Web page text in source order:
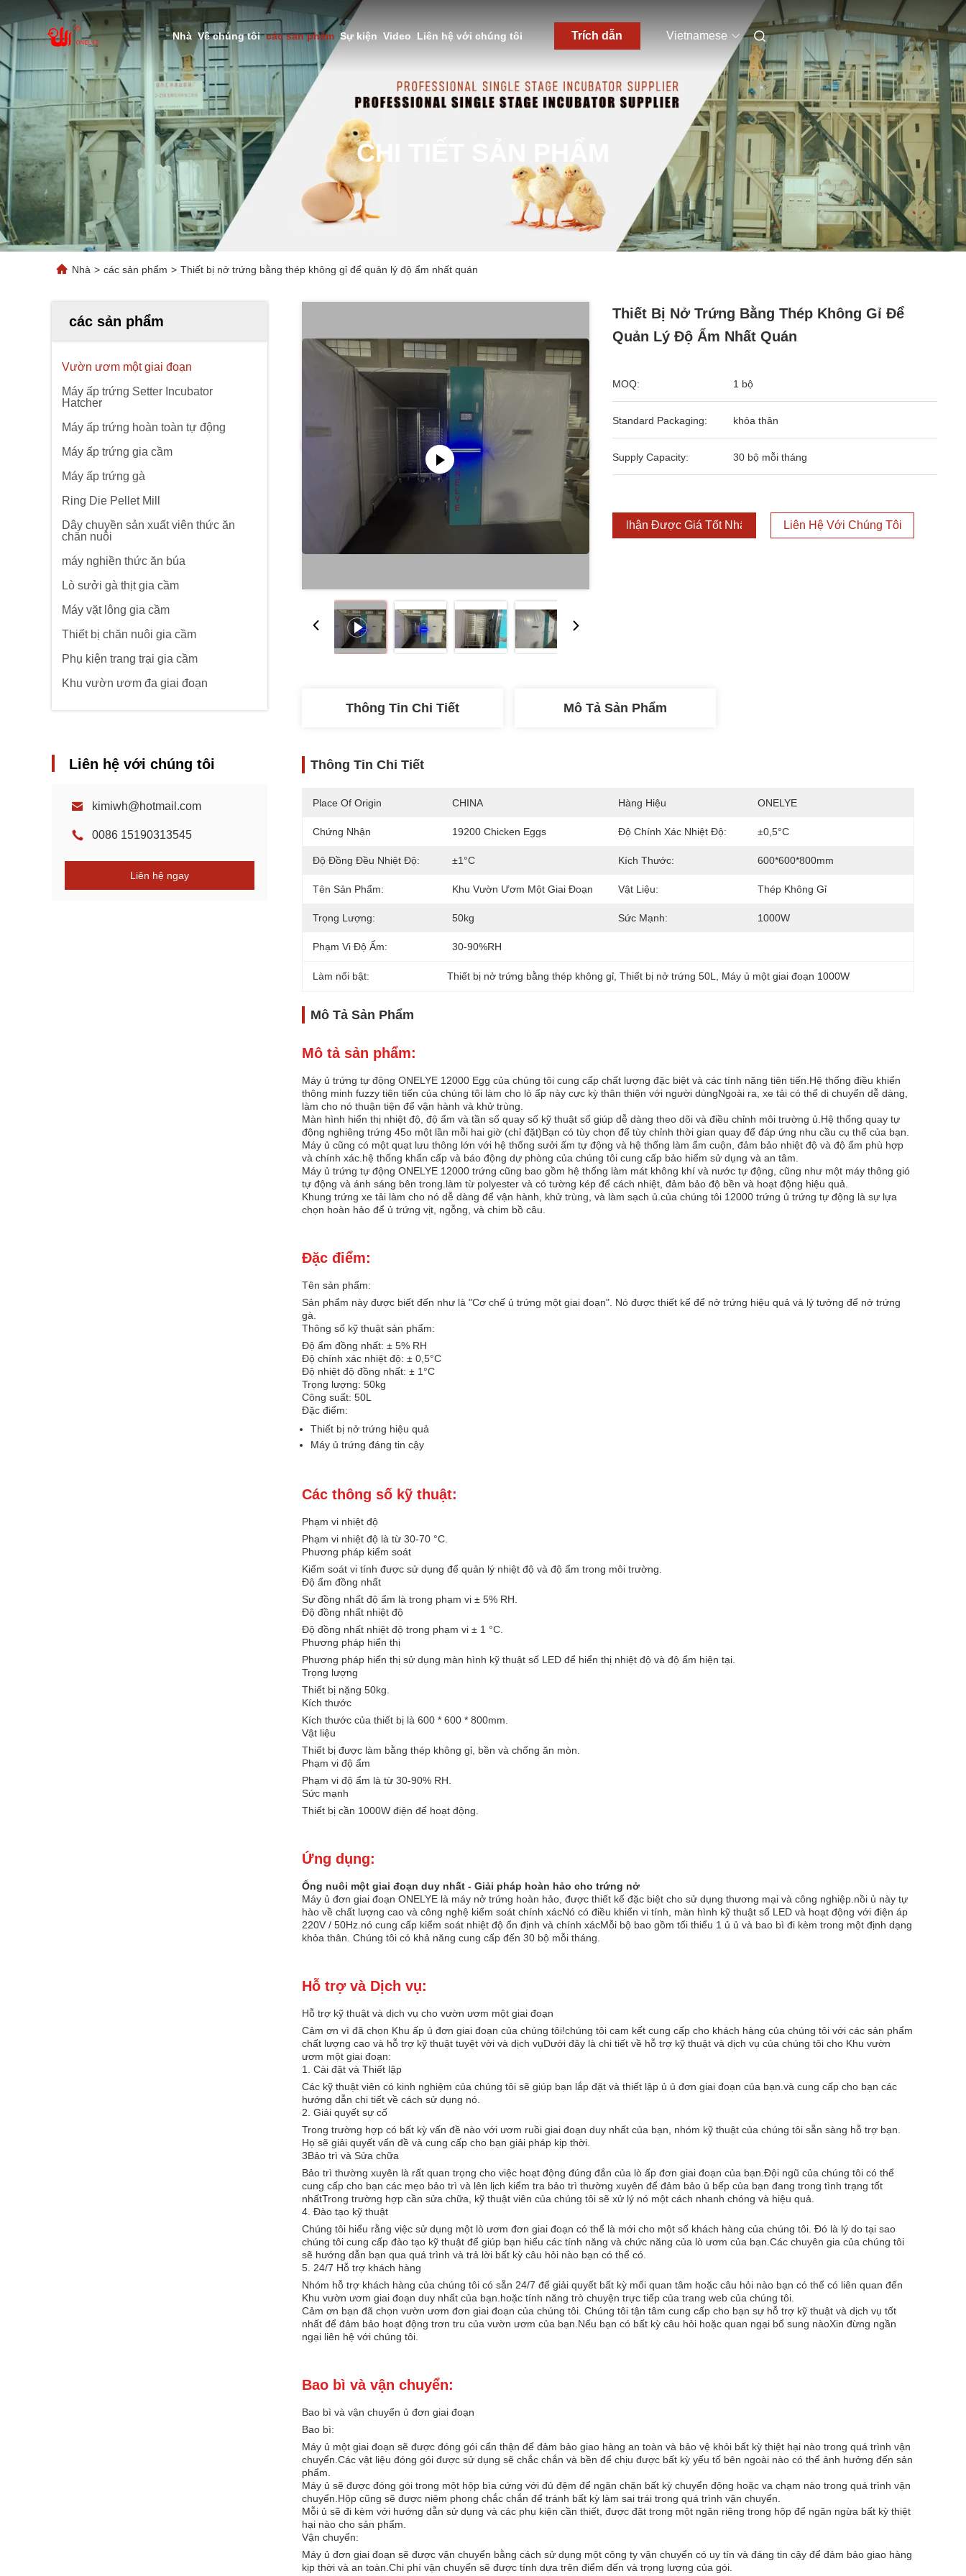
Nhà Về chúng tôi các sản phẩm Sự kiện Video Liên hệ với chúng tôi Trích dẫn Vietnamese
CHI TIẾT SẢN PHẨM
Nhà > các sản phẩm > Thiết bị nở trứng bằng thép không gỉ để quản lý độ ẩm nhất quán
các sản phẩm
Vườn ươm một giai đoạn
Máy ấp trứng Setter Incubator
Hatcher
Máy ấp trứng hoàn toàn tự động
Máy ấp trứng gia cầm
Máy ấp trứng gà
Ring Die Pellet Mill
Dây chuyền sản xuất viên thức ăn
chăn nuôi
máy nghiền thức ăn búa
Lò sưởi gà thịt gia cầm
Máy vặt lông gia cầm
Thiết bị chăn nuôi gia cầm
Phụ kiện trang trại gia cầm
Khu vườn ươm đa giai đoạn
Liên hệ với chúng tôi
kimiwh@hotmail.com
0086 15190313545
Liên hệ ngay
Thiết Bị Nở Trứng Bằng Thép Không Gỉ Để
Quản Lý Độ Ẩm Nhất Quán
MOQ: 1 bộ
Standard Packaging: khỏa thân
Supply Capacity: 30 bộ mỗi tháng
Nhận Được Giá Tốt Nhất Liên Hệ Với Chúng Tôi
Thông Tin Chi Tiết Mô Tả Sản Phẩm
Thông Tin Chi Tiết
Place Of Origin CHINA Hàng Hiệu ONELYE
Chứng Nhận 19200 Chicken Eggs Độ Chính Xác Nhiệt Độ: ±0,5°C
Độ Đồng Đều Nhiệt Độ: ±1°C Kích Thước: 600*600*800mm
Tên Sản Phẩm: Khu Vườn Ươm Một Giai Đoạn Vật Liệu: Thép Không Gỉ
Trọng Lượng: 50kg Sức Mạnh: 1000W
Phạm Vi Độ Ẩm: 30-90%RH
Làm nổi bật: Thiết bị nở trứng bằng thép không gỉ , Thiết bị nở trứng 50L Máy ủ một giai đoạn 1000W
Mô Tả Sản Phẩm
Mô tả sản phẩm:
Máy ủ trứng tự động ONELYE 12000 Egg của chúng tôi cung cấp chất lượng đặc biệt và các tính năng tiên tiến.Hệ thống điều khiển
thông minh fuzzy tiên tiến của chúng tôi làm cho lò ấp này cực kỳ thân thiện với người dùngNgoài ra, xe tải có thể di chuyển dễ dàng,
làm cho nó thuận tiện để vận hành và khử trùng.
Màn hình hiển thị nhiệt độ, độ ẩm và tần số quay số kỹ thuật số giúp dễ dàng theo dõi và điều chỉnh môi trường ủ.Hệ thống quay tự
động nghiêng trứng 45o một lần mỗi hai giờ (chỉ đặt)Bạn có tùy chọn để tùy chỉnh thời gian quay để đáp ứng nhu cầu cụ thể của bạn.
Máy ủ cũng có một quạt lưu thông lớn với hệ thống sưởi ấm tự động và hệ thống làm ẩm cuộn, đảm bảo nhiệt độ và độ ẩm phù hợp
và chính xác.hệ thống khẩn cấp và báo động dự phòng của chúng tôi cung cấp bảo hiểm sử dụng và an tâm.
Máy ủ trứng tự động ONELYE 12000 trứng cũng bao gồm hệ thống làm mát không khí và nước tự động, cũng như một máy thông gió
tự động và ánh sáng bên trong.làm từ polyester và có tường kép để cách nhiệt, đảm bảo độ bền và hoạt động hiệu quả.
Khung trứng xe tải làm cho nó dễ dàng để vận hành, khử trùng, và làm sạch ủ.của chúng tôi 12000 trứng ủ trứng tự động là sự lựa
chọn hoàn hảo để ủ trứng vịt, ngỗng, và chim bồ câu.
Đặc điểm:
Tên sản phẩm:
Sản phẩm này được biết đến như là "Cơ chế ủ trứng một giai đoạn". Nó được thiết kế để nở trứng hiệu quả và lý tưởng để nở trứng
gà.
Thông số kỹ thuật sản phẩm:
Độ ẩm đồng nhất: ± 5% RH
Độ chính xác nhiệt độ: ± 0,5°C
Độ nhiệt độ đồng nhất: ± 1°C
Trọng lượng: 50kg
Công suất: 50L
Đặc điểm:
Thiết bị nở trứng hiệu quả
Máy ủ trứng đáng tin cậy
Các thông số kỹ thuật:
Phạm vi nhiệt độ
Phạm vi nhiệt độ là từ 30-70 °C.
Phương pháp kiểm soát
Kiểm soát vi tính được sử dụng để quản lý nhiệt độ và độ ẩm trong môi trường.
Độ ẩm đồng nhất
Sự đồng nhất độ ẩm là trong phạm vi ± 5% RH.
Độ đồng nhất nhiệt độ
Độ đồng nhất nhiệt độ trong phạm vi ± 1 °C.
Phương pháp hiển thị
Phương pháp hiển thị sử dụng màn hình kỹ thuật số LED để hiển thị nhiệt độ và độ ẩm hiện tại.
Trọng lượng
Thiết bị nặng 50kg.
Kích thước
Kích thước của thiết bị là 600 * 600 * 800mm.
Vật liệu
Thiết bị được làm bằng thép không gỉ, bền và chống ăn mòn.
Phạm vi độ ẩm
Phạm vi độ ẩm là từ 30-90% RH.
Sức mạnh
Thiết bị cần 1000W điện để hoạt động.
Ứng dụng:
Ống nuôi một giai đoạn duy nhất - Giải pháp hoàn hảo cho trứng nở
Máy ủ đơn giai đoạn ONELYE là máy nở trứng hoàn hảo, được thiết kế đặc biệt cho sử dụng thương mại và công nghiệp.nồi ủ này tự
hào về chất lượng cao và công nghệ kiểm soát chính xácNó có điều khiển vi tính, màn hình kỹ thuật số LED và hoạt động với điện áp
220V / 50Hz.nó cung cấp kiểm soát nhiệt độ ổn định và chính xácMỗi bộ bao gồm tối thiểu 1 ủ ủ và bao bì đi kèm trong một định dạng
khỏa thân. Chúng tôi có khả năng cung cấp đến 30 bộ mỗi tháng.
Hỗ trợ và Dịch vụ:
Hỗ trợ kỹ thuật và dịch vụ cho vườn ươm một giai đoạn
Cảm ơn vì đã chọn Khu ấp ủ đơn giai đoạn của chúng tôi!chúng tôi cam kết cung cấp cho khách hàng của chúng tôi với các sản phẩm
chất lượng cao và hỗ trợ kỹ thuật tuyệt vời và dịch vụDưới đây là chi tiết về hỗ trợ kỹ thuật và dịch vụ của chúng tôi cho Khu vườn
ươm một giai đoạn:
1. Cài đặt và Thiết lập
Các kỹ thuật viên có kinh nghiệm của chúng tôi sẽ giúp bạn lắp đặt và thiết lập ủ ủ đơn giai đoạn của bạn.và cung cấp cho bạn các
hướng dẫn chi tiết về cách sử dụng nó.
2. Giải quyết sự cố
Trong trường hợp có bất kỳ vấn đề nào với ươm ruồi giai đoạn duy nhất của bạn, nhóm kỹ thuật của chúng tôi sẵn sàng hỗ trợ bạn.
Họ sẽ giải quyết vấn đề và cung cấp cho bạn giải pháp kịp thời.
3Bảo trì và Sửa chữa
Bảo trì thường xuyên là rất quan trọng cho việc hoạt động đúng đắn của lò ấp đơn giai đoạn của bạn.Đội ngũ của chúng tôi có thể
cung cấp cho bạn các mẹo bảo trì và lên lịch kiểm tra bảo trì thường xuyên để đảm bảo ủ bếp của bạn đang trong tình trạng tốt
nhấtTrong trường hợp cần sửa chữa, kỹ thuật viên của chúng tôi sẽ xử lý nó một cách nhanh chóng và hiệu quả.
4. Đào tạo kỹ thuật
Chúng tôi hiểu rằng việc sử dụng một lò ươm đơn giai đoạn có thể là mới cho một số khách hàng của chúng tôi. Đó là lý do tại sao
chúng tôi cung cấp đào tạo kỹ thuật để giúp bạn hiểu các tính năng và chức năng của lò ươm của bạn.Các chuyên gia của chúng tôi
sẽ hướng dẫn bạn qua quá trình và trả lời bất kỳ câu hỏi nào bạn có thể có.
5. 24/7 Hỗ trợ khách hàng
Nhóm hỗ trợ khách hàng của chúng tôi có sẵn 24/7 để giải quyết bất kỳ mối quan tâm hoặc câu hỏi nào bạn có thể có liên quan đến
Khu vườn ươm giai đoạn duy nhất của bạn.hoặc tính năng trò chuyện trực tiếp của trang web của chúng tôi.
Cảm ơn bạn đã chọn vườn ươm đơn giai đoạn của chúng tôi. Chúng tôi tận tâm cung cấp cho bạn sự hỗ trợ kỹ thuật và dịch vụ tốt
nhất để đảm bảo hoạt động trơn tru của vườn ươm của bạn.Nếu bạn có bất kỳ câu hỏi hoặc quan ngại bổ sung nàoXin đừng ngần
ngại liên hệ với chúng tôi.
Bao bì và vận chuyển:
Bao bì và vận chuyển ủ đơn giai đoạn
Bao bì:
Máy ủ một giai đoạn sẽ được đóng gói cẩn thận để đảm bảo giao hàng an toàn và bảo vệ khỏi bất kỳ thiệt hại nào trong quá trình vận
chuyển.Các vật liệu đóng gói được sử dụng sẽ chắc chắn và bền để chịu được bất kỳ yếu tố bên ngoài nào có thể ảnh hưởng đến sản
phẩm.
Máy ủ sẽ được đóng gói trong một hộp bìa cứng với đủ đệm để ngăn chặn bất kỳ chuyển động hoặc va chạm nào trong quá trình vận
chuyển.Hộp cũng sẽ được niêm phong chắc chắn để tránh bất kỳ làm sai trái trong quá trình vận chuyển.
Mỗi ủ sẽ đi kèm với hướng dẫn sử dụng và các phụ kiện cần thiết, được đặt trong một ngăn riêng trong hộp để ngăn ngừa bất kỳ thiệt
hại nào cho sản phẩm.
Vận chuyển:
Máy ủ đơn giai đoạn sẽ được vận chuyển bằng cách sử dụng một công ty vận chuyển có uy tín và đáng tin cậy để đảm bảo giao hàng
kịp thời và an toàn.Chi phí vận chuyển sẽ được tính dựa trên điểm đến và trọng lượng của gói.